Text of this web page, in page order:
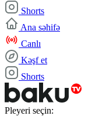
Shorts
Ana səhifə
Canlı
Kəşf et
Shorts
Pleyeri seçin: